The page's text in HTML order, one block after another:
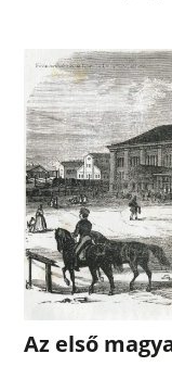
Az első